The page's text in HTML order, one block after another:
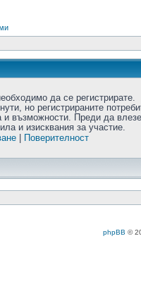
да се регистрирате.
но регистрираните
и възможности. Преди да
и изисквания за участие.
Поверителност
phpBB ©